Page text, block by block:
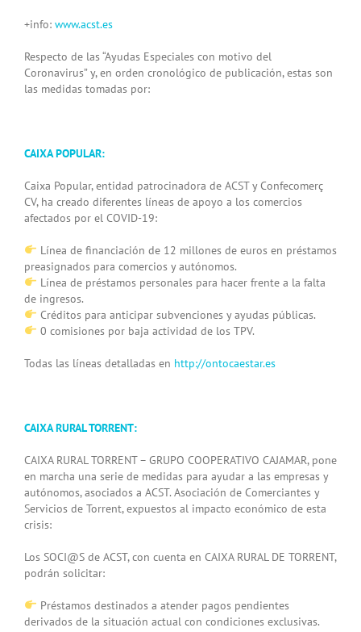
+info: www.acst.es
Respecto de las “Ayudas Especiales con motivo del
Coronavirus” y, en orden cronológico de publicación, estas son
las medidas tomadas por:
CAIXA POPULAR:
Caixa Popular, entidad patrocinadora de ACST y Confecomerç
CV, ha creado diferentes líneas de apoyo a los comercios
afectados por el COVID-19:
Línea de financiación de 12 millones de euros en préstamos
preasignados para comercios y autónomos.
Línea de préstamos personales para hacer frente a la falta
de ingresos.
Créditos para anticipar subvenciones y ayudas públicas.
0 comisiones por baja actividad de los TPV.
Todas las líneas detalladas en http://ontocaestar.es
CAIXA RURAL TORRENT:
CAIXA RURAL TORRENT – GRUPO COOPERATIVO CAJAMAR, pone
en marcha una serie de medidas para ayudar a las empresas y
autónomos, asociados a ACST. Asociación de Comerciantes y
Servicios de Torrent, expuestos al impacto económico de esta
crisis:
Los SOCI@S de ACST, con cuenta en CAIXA RURAL DE TORRENT,
podrán solicitar:
Préstamos destinados a atender pagos pendientes
derivados de la situación actual con condiciones exclusivas.